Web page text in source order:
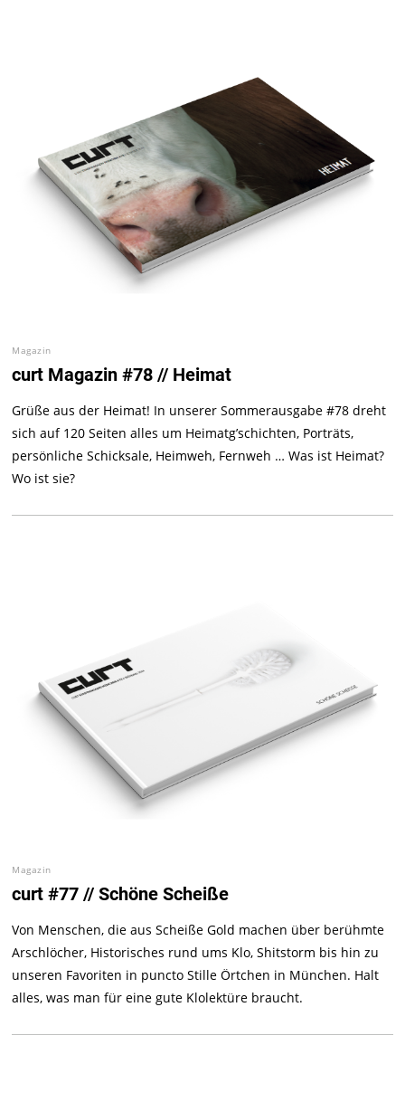
Magazin
curt Magazin #78 // Heimat
Grüße aus der Heimat! In unserer Sommerausgabe #78 dreht
sich auf 120 Seiten alles um Heimatg’schichten, Porträts,
persönliche Schicksale, Heimweh, Fernweh … Was ist Heimat?
Wo ist sie?
Magazin
curt #77 // Schöne Scheiße
Von Menschen, die aus Scheiße Gold machen über berühmte
Arschlöcher, Historisches rund ums Klo, Shitstorm bis hin zu
unseren Favoriten in puncto Stille Örtchen in München. Halt
alles, was man für eine gute Klolektüre braucht.